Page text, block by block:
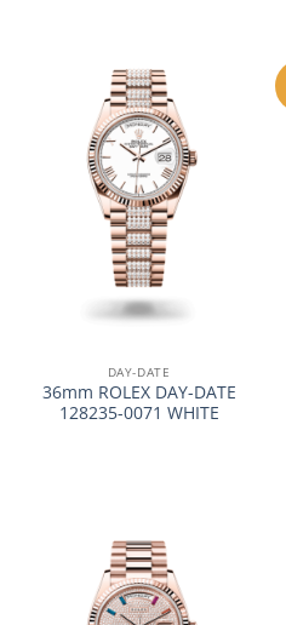
DAY-DATE
36mm ROLEX DAY-DATE
128235-0071 WHITE